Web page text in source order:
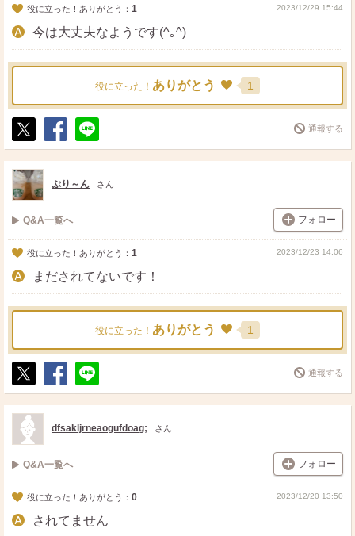
役に立った！ありがとう： 1 2023/12/29 15:44
今は大丈夫なようです(^｡^)
役に立った！ ありがとう 1
ポ
ス
ト
シ
ェ
送
る
通報する
ぷり～ん さん
Q&A一覧へ フォロー
役に立った！ありがとう： 1 2023/12/23 14:06
まだされてないです！
役に立った！ ありがとう 1
ポ
ス
ト
シ
ェ
送
る
通報する
dfsakljrneaogufdoag; さん
Q&A一覧へ フォロー
役に立った！ありがとう： 0 2023/12/20 13:50
されてません